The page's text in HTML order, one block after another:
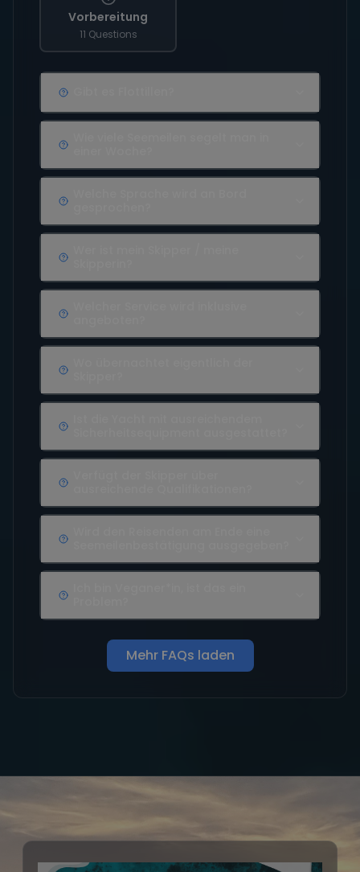
Vorbereitung
11 Questions
Mehr FAQs laden